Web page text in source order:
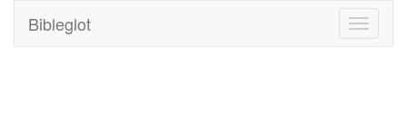
Toggle
Bibleglot